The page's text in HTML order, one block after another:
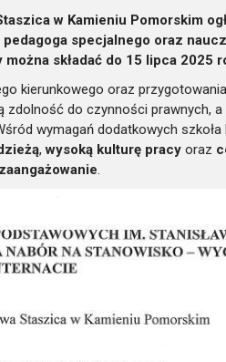
w Kamieniu Pomorskim
specjalnego oraz
składać do 15 lipca 2025
kierunkowego oraz
zdolność do czynności prawnych,
wymagań dodatkowych szkoła
,wysoką kulturę pracy oraz
.